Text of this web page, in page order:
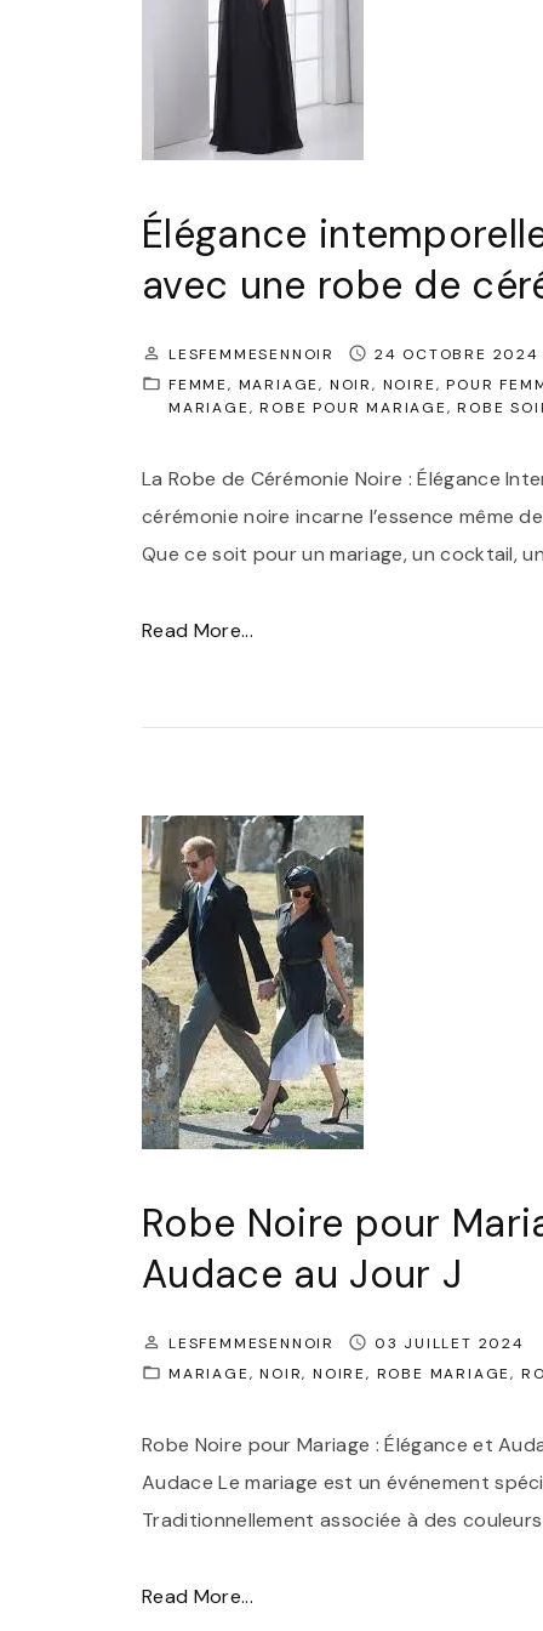
Élégance
avec une robe de
LESFEMMESENNOIR
24 OCTOBRE 2024
FEMME
MARIAGE NOIR NOIRE POUR
MARIAGE
ROBE POUR MARIAGE ROBE
La Robe de Cérémonie Noire : Élégance
cérémonie noire incarne l’essence même
Que ce soit pour un mariage, un cocktail,
Read More..."
a
n
c
e
i
n
t
e
m
p
r
e
l
e
S
u
b
i
Robe Noire pour
Audace au Jour J
LESFEMMESENNOIR
03 JUILLET 2024
MARIAGE
NOIR NOIRE ROBE MARIAGE
Robe Noire pour Mariage : Élégance et
Audace Le mariage est un événement
Traditionnellement associée à des
Read More..."